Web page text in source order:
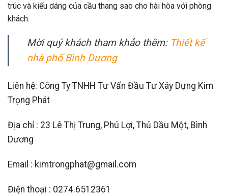
trúc và kiểu dáng của cầu thang sao cho hài hòa với phòng
khách.
Mời quý khách tham khảo thêm: Thiết kế
nhà phố Bình Dương
Liên hệ: Công Ty TNHH Tư Vấn Đầu Tư Xây Dựng Kim
Trọng Phát
Địa chỉ : 23 Lê Thị Trung, Phú Lợi, Thủ Dầu Một, Bình
Dương
Email : kimtrongphat@gmail.com
Điện thoại : 0274.6512361